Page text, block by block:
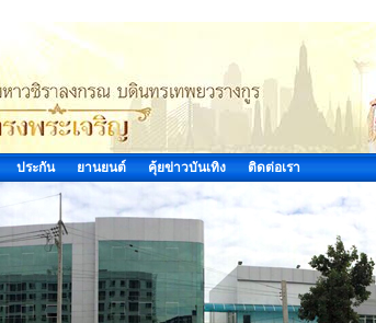
ประกัน ยานยนต์ คุ้ยข่าวบันเทิง ติดต่อเรา